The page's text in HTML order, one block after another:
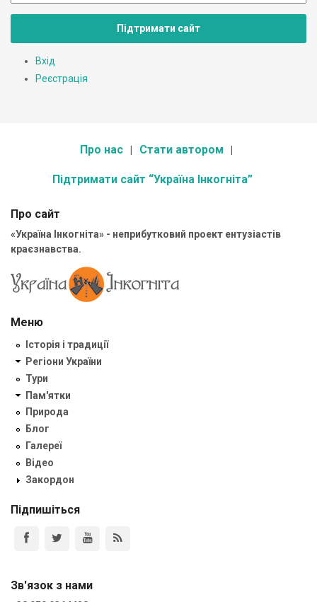
Підтримати сайт
Вхід
Реєстрація
Про нас Стати автором
Підтримати сайт “Україна Інкогніта”
Про сайт
«Україна Інкогніта» - неприбутковий проект ентузіастів
краєзнавства.
Меню
Історія і традиції
Регіони України
Тури
Пам'ятки
Природа
Блог
Галереї
Відео
Закордон
Підпишіться
Зв'язок з нами